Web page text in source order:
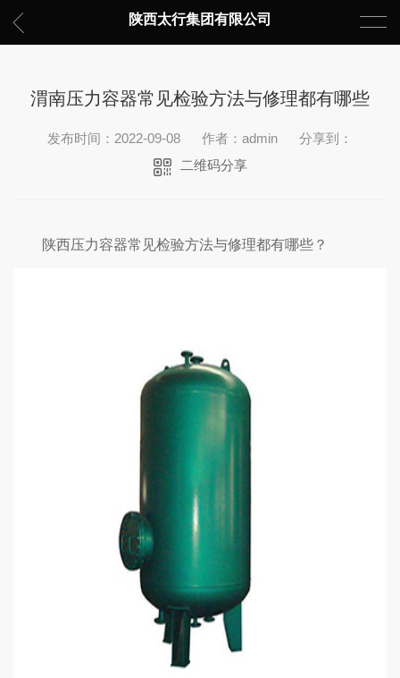
陕西太行集团有限公司
渭南压力容器常见检验方法与修理都有哪些
发布时间：2022-09-08 作者：admin
分享到：
二维码分享
陕西压力容器常见检验方法与修理都有哪些？